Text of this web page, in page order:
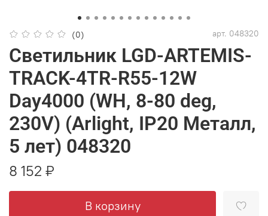
(0) арт. 048320
Светильник LGD-ARTEMIS-
TRACK-4TR-R55-12W
Day4000 (WH, 8-80 deg,
230V) (Arlight, IP20 Металл,
5 лет) 048320
8 152 ₽
В корзину